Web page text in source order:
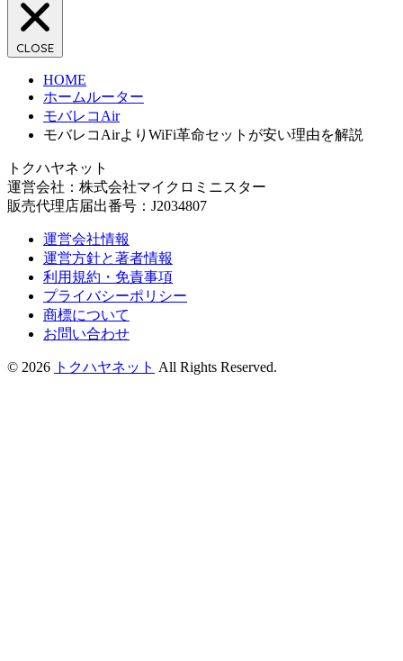
CLOSE
HOME
ホームルーター
モバレコAir
モバレコAirよりWiFi革命セットが安い理由を解説
トクハヤネット
運営会社：株式会社マイクロミニスター
販売代理店届出番号：J2034807
運営会社情報
運営方針と著者情報
利用規約・免責事項
プライバシーポリシー
商標について
お問い合わせ
© 2026 トクハヤネット All Rights Reserved.